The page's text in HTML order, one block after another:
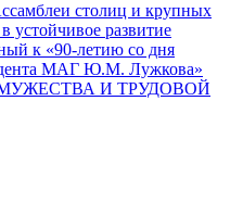
столиц и крупных
устойчивое развитие
к «90-летию со дня
МАГ Ю.М. Лужкова»
И ТРУДОВОЙ